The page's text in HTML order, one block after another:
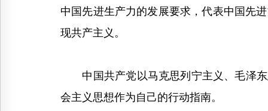
中国先进生产力的发展要求，代表中国先
现共产主义。
中国共产党以马克思列宁主义、毛泽东
会主义思想作为自己的行动指南。